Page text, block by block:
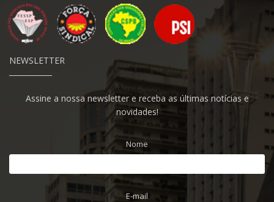
NEWSLETTER
Assine a nossa newsletter e receba as últimas notícias e
novidades!
Nome
E-mail